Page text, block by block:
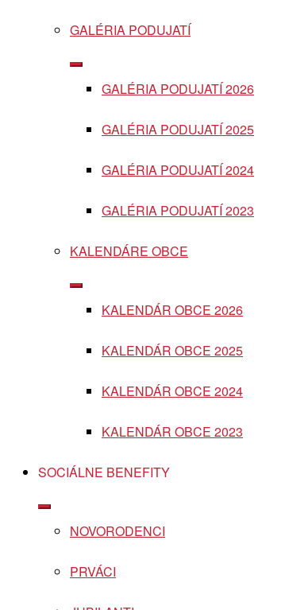
GALÉRIA PODUJATÍ
Show
menu GALÉRIA PODUJATÍ 2026
GALÉRIA PODUJATÍ 2025
GALÉRIA PODUJATÍ 2024
GALÉRIA PODUJATÍ 2023
KALENDÁRE OBCE
Show
menu
KALENDÁR OBCE 2026
KALENDÁR OBCE 2025
KALENDÁR OBCE 2024
KALENDÁR OBCE 2023
SOCIÁLNE BENEFITY
Show
menu
NOVORODENCI
PRVÁCI